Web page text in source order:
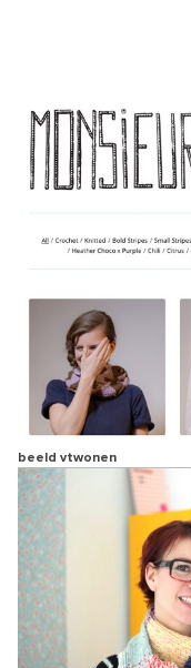
beeld vtwonen